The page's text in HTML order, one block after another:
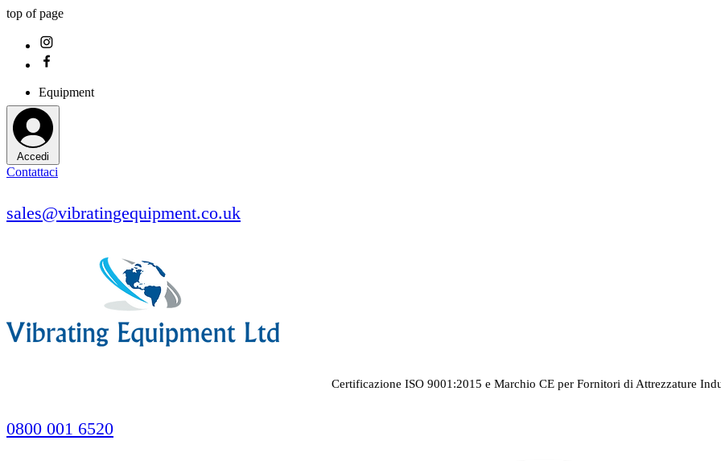
top of page
Equipment
Accedi
Contattaci
sales@vibratingequipment.co.uk
Certificazione ISO 9001:2015 e Marchio CE per Fornitori di Attrezzature
0800 001 6520